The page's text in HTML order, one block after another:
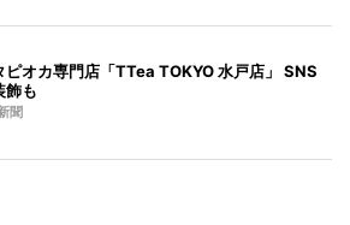
ピオカ専門店「TTea TOKYO 水戸店」 SNS
飾も
聞